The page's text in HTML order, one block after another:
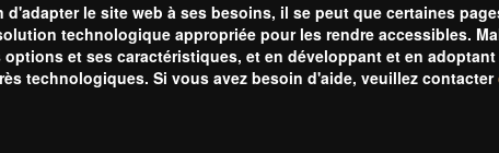
le site web à ses besoins, il se peut que certaines
technologique appropriée pour les rendre accessibles.
et ses caractéristiques, et en développant et en
technologiques. Si vous avez besoin d'aide, veuillez contacter